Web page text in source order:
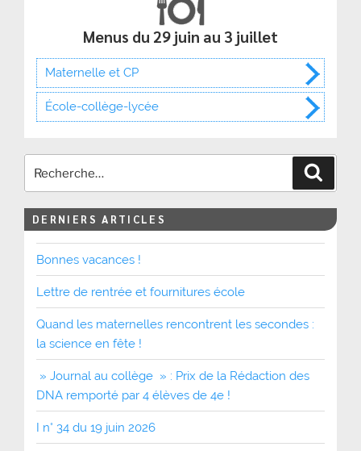
Menus du 29 juin au 3 juillet
Maternelle et CP
École-collège-lycée
DERNIERS ARTICLES
Bonnes vacances !
Lettre de rentrée et fournitures école
Quand les maternelles rencontrent les secondes :
la science en fête !
» Journal au collège » : Prix de la Rédaction des
DNA remporté par 4 élèves de 4e !
I n° 34 du 19 juin 2026